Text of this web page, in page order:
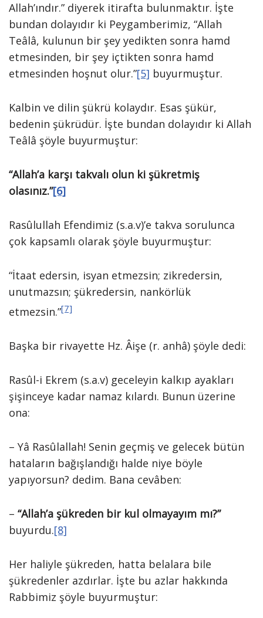
Allah’ındır.” diyerek itirafta bulunmaktır. İşte
bundan dolayıdır ki Peygamberimiz, “Allah
Teâlâ, kulunun bir şey yedikten sonra hamd
etmesinden, bir şey içtikten sonra hamd
etmesinden hoşnut olur.”[5] buyurmuştur.
Kalbin ve dilin şükrü kolaydır. Esas şükür,
bedenin şükrüdür. İşte bundan dolayıdır ki Allah
Teâlâ şöyle buyurmuştur:
“Allah’a karşı takvalı olun ki şükretmiş
olasınız.”[6]
Rasûlullah Efendimiz (s.a.v)’e takva sorulunca
çok kapsamlı olarak şöyle buyurmuştur:
“İtaat edersin, isyan etmezsin; zikredersin,
unutmazsın; şükredersin, nankörlük
etmezsin.”[7]
Başka bir rivayette Hz. Âişe (r. anhâ) şöyle dedi:
Rasûl-i Ekrem (s.a.v) geceleyin kalkıp ayakları
şişinceye kadar namaz kılardı. Bunun üzerine
ona:
– Yâ Rasûlallah! Senin geçmiş ve gelecek bütün
hataların bağışlandığı halde niye böyle
yapıyorsun? dedim. Bana cevâben:
– “Allah’a şükreden bir kul olmayayım mı?”
buyurdu.[8]
Her haliyle şükreden, hatta belalara bile
şükredenler azdırlar. İşte bu azlar hakkında
Rabbimiz şöyle buyurmuştur: